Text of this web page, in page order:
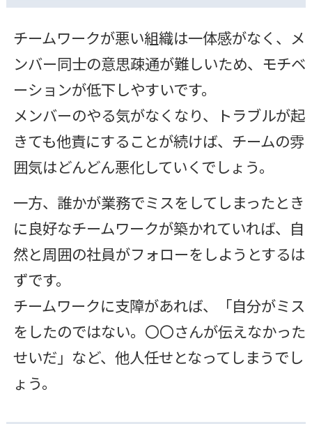
チームワークが悪い組織は一体感がなく、メ
ンバー同士の意思疎通が難しいため、モチベ
ーションが低下しやすいです。
メンバーのやる気がなくなり、トラブルが起
きても他責にすることが続けば、チームの雰
囲気はどんどん悪化していくでしょう。
一方、誰かが業務でミスをしてしまったとき
に良好なチームワークが築かれていれば、自
然と周囲の社員がフォローをしようとするは
ずです。
チームワークに支障があれば、「自分がミス
をしたのではない。〇〇さんが伝えなかった
せいだ」など、他人任せとなってしまうでし
ょう。